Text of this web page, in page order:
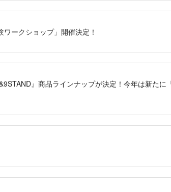
ークショップ」開催決定！
』商品ラインナップが決定！今年は新たに